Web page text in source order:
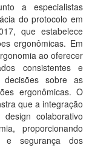
a especialistas
do protocolo em
que estabelece
ergonômicas. Em
ao oferecer
consistentes e
sobre as
ergonômicas. O
que a integração
colaborativo
proporcionando
e segurança dos